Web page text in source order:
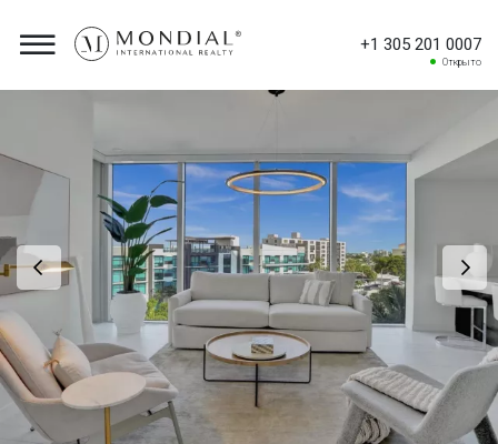
+1 305 201 0007
Открыто